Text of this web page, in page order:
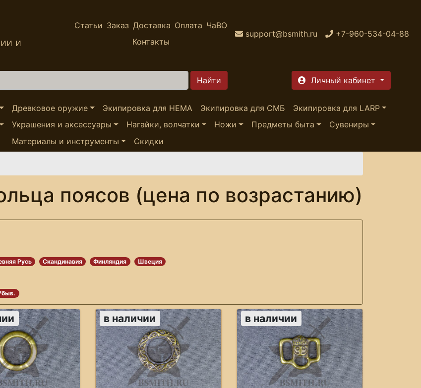
и
Статьи Заказ Доставка Оплата ЧаВО
Контакты
support@bsmith.ru +7-960-534-04-88
Личный кабинет
Древковое оружие Экипировка для HEMA Экипировка для СМБ
Экипировка для LARP
Украшения и аксессуары Нагайки, волчатки Ножи Предметы быта
Сувениры
Материалы и инструменты
Скидки
поясов (цена по возрастанию)
Русь Скандинавия Финляндия Швеция
в наличии в наличии